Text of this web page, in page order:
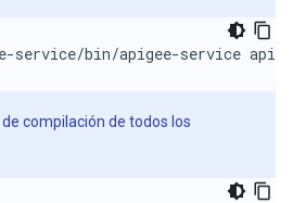
service/bin/apigee-service
compilación de todos los